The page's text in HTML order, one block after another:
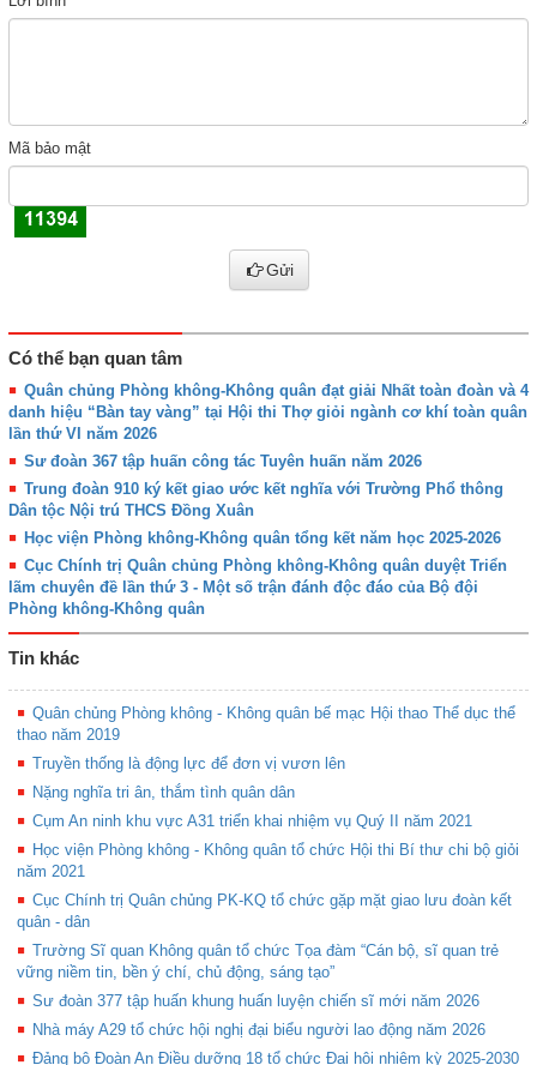
Mã bảo mật
Gửi
Có thể bạn quan tâm
Quân chủng Phòng không-Không quân đạt giải Nhất toàn đoàn và 4
danh hiệu “Bàn tay vàng” tại Hội thi Thợ giỏi ngành cơ khí toàn quân
lần thứ VI năm 2026
Sư đoàn 367 tập huấn công tác Tuyên huấn năm 2026
Trung đoàn 910 ký kết giao ước kết nghĩa với Trường Phổ thông
Dân tộc Nội trú THCS Đồng Xuân
Học viện Phòng không-Không quân tổng kết năm học 2025-2026
Cục Chính trị Quân chủng Phòng không-Không quân duyệt Triển
lãm chuyên đề lần thứ 3 - Một số trận đánh độc đáo của Bộ đội
Phòng không-Không quân
Tin khác
Quân chủng Phòng không - Không quân bế mạc Hội thao Thể dục thể
thao năm 2019
Truyền thống là động lực để đơn vị vươn lên
Nặng nghĩa tri ân, thắm tình quân dân
Cụm An ninh khu vực A31 triển khai nhiệm vụ Quý II năm 2021
Học viện Phòng không - Không quân tổ chức Hội thi Bí thư chi bộ giỏi
năm 2021
Cục Chính trị Quân chủng PK-KQ tổ chức gặp mặt giao lưu đoàn kết
quân - dân
Trường Sĩ quan Không quân tổ chức Tọa đàm “Cán bộ, sĩ quan trẻ
vững niềm tin, bền ý chí, chủ động, sáng tạo”
Sư đoàn 377 tập huấn khung huấn luyện chiến sĩ mới năm 2026
Nhà máy A29 tổ chức hội nghị đại biểu người lao động năm 2026
Đảng bộ Đoàn An Điều dưỡng 18 tổ chức Đại hội nhiệm kỳ 2025-2030